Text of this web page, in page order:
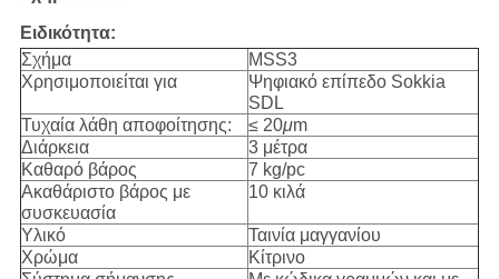
Ειδικότητα:
Σχήμα
MSS3
Χρησιμοποιείται για
Ψηφιακό επίπεδο Sokkia
SDL
Τυχαία λάθη αποφοίτησης:
≤ 20μm
Διάρκεια
3 μέτρα
Καθαρό βάρος
7 kg/pc
Ακαθάριστο βάρος με
συσκευασία
10 κιλά
Υλικό
Ταινία μαγγανίου
Χρώμα
Κίτρινο